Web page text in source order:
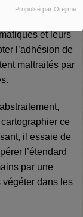
Propulsé par Orejime
il est
de
et leurs
l’adhésion de
maltraités par
ce
il essaie de
l’étendard
par une
dans les